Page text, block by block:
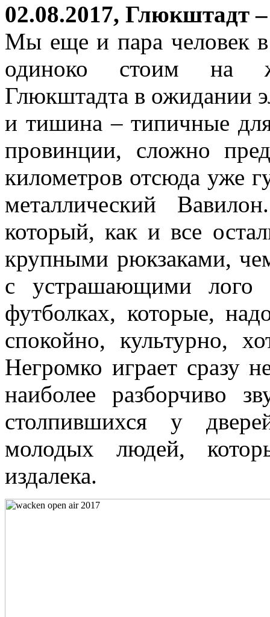
02.08.2017, Глюкштадт
Мы еще и пара человек
одиноко стоим на
Глюкштадта в ожидании
и тишина – типичные
провинции, сложно
километров отсюда уже
металлический
который, как и все
крупными рюкзаками,
с устрашающими лого
футболках, которые,
спокойно, культурно,
Негромко играет сразу
наиболее разборчиво
столпившихся у
молодых людей,
издалека.